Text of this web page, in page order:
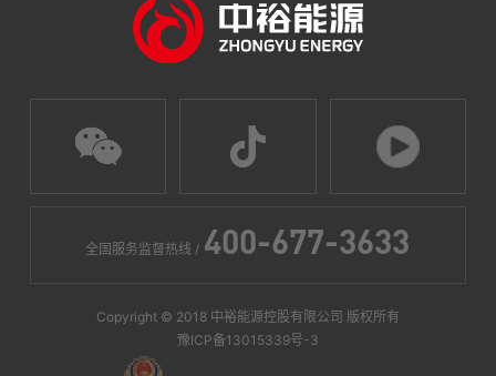
全国服务监督热线 / 400-677-3633
Copyright © 2018 中裕能源控股有限公司 版权所有
豫ICP备13015339号-3